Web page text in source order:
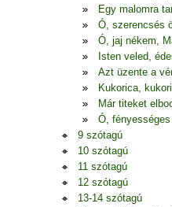
Egy malomra
Ó, szerencsés
Ó, jaj nékem,
Isten veled,
Azt üzente a
Kukorica,
Már titeket
Ó,
9 szótagú
10 szótagú
11 szótagú
12 szótagú
13-14 szótagú